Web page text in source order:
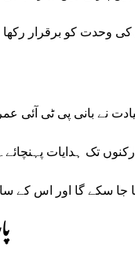
کی وحدت کو برقرار
نے بانی پی ٹی
تک ہدایات
جا سکے گا اور اس کے